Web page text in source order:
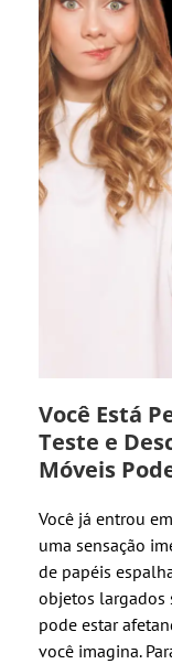
Você Está
Teste e
Móveis
Você já entrou
uma sensação
de papéis
objetos largados
pode estar
você imagina.